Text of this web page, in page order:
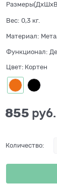
Вес: 0,3 кг.
Материал:
Функционал:
Цвет: Кортен
855 руб.
Количество: